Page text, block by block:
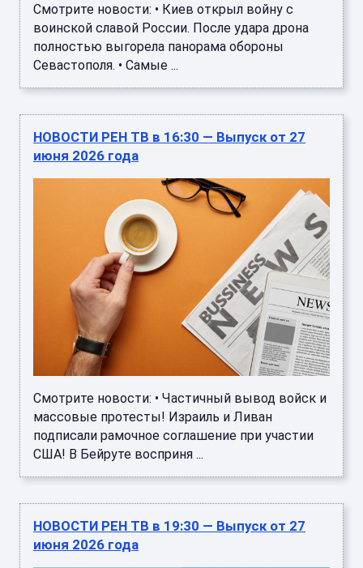
Смотрите новости: • Киев открыл войну с
воинской славой России. После удара дрона
полностью выгорела панорама обороны
Севастополя. • Самые ...
НОВОСТИ РЕН ТВ в 16:30 — Выпуск от 27
июня 2026 года
Смотрите новости: • Частичный вывод войск и
массовые протесты! Израиль и Ливан
подписали рамочное соглашение при участии
США! В Бейруте восприня ...
НОВОСТИ РЕН ТВ в 19:30 — Выпуск от 27
июня 2026 года